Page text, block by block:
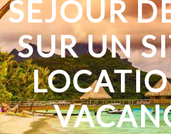
SÉJOUR
SUR UN